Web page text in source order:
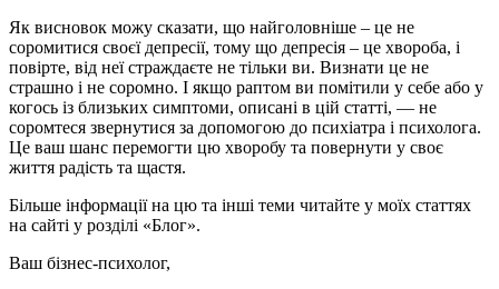
Як висновок можу сказати, що найголовніше – це не
соромитися своєї депресії, тому що депресія – це хвороба, і
повірте, від неї страждаєте не тільки ви. Визнати це не
страшно і не соромно. І якщо раптом ви помітили у себе або у
когось із близьких симптоми, описані в цій статті, — не
соромтеся звернутися за допомогою до психіатра і психолога.
Це ваш шанс перемогти цю хворобу та повернути у своє
життя радість та щастя.
Більше інформації на цю та інші теми читайте у моїх статтях
на сайті у розділі «Блог».
Ваш бізнес-психолог,